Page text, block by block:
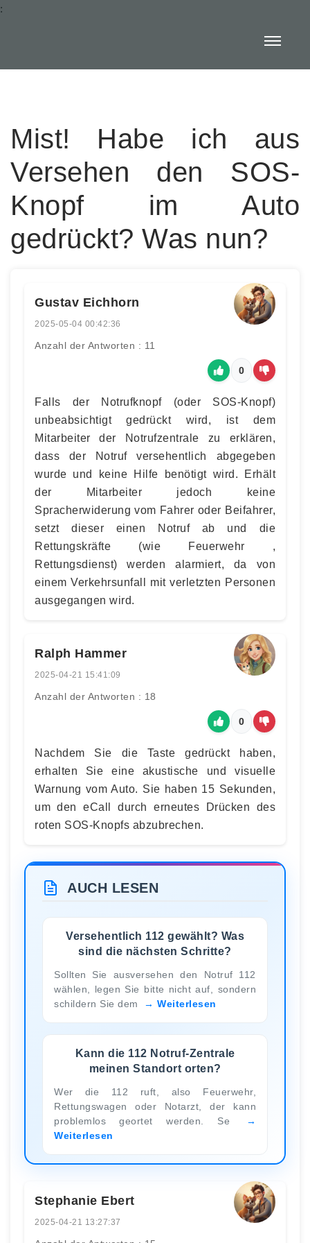
:
Mist! Habe ich aus
Versehen den SOS-
Knopf im Auto
gedrückt? Was nun?
Gustav Eichhorn
2025-05-04 00:42:36
Anzahl der Antworten : 11
0
Falls der Notrufknopf (oder SOS-Knopf)
unbeabsichtigt gedrückt wird, ist dem
Mitarbeiter der Notrufzentrale zu erklären,
dass der Notruf versehentlich abgegeben
wurde und keine Hilfe benötigt wird. Erhält
der Mitarbeiter jedoch keine
Spracherwiderung vom Fahrer oder Beifahrer,
setzt dieser einen Notruf ab und die
Rettungskräfte (wie Feuerwehr ,
Rettungsdienst) werden alarmiert, da von
einem Verkehrsunfall mit verletzten Personen
ausgegangen wird.
Ralph Hammer
2025-04-21 15:41:09
Anzahl der Antworten : 18
0
Nachdem Sie die Taste gedrückt haben,
erhalten Sie eine akustische und visuelle
Warnung vom Auto. Sie haben 15 Sekunden,
um den eCall durch erneutes Drücken des
roten SOS-Knopfs abzubrechen.
AUCH LESEN
Versehentlich 112 gewählt? Was
sind die nächsten Schritte?
Sollten Sie ausversehen den Notruf 112
wählen, legen Sie bitte nicht auf, sondern
schildern Sie dem
Weiterlesen
Kann die 112 Notruf-Zentrale
meinen Standort orten?
Wer die 112 ruft, also Feuerwehr,
Rettungswagen oder Notarzt, der kann
problemlos geortet werden. Se
Weiterlesen
Stephanie Ebert
2025-04-21 13:27:37